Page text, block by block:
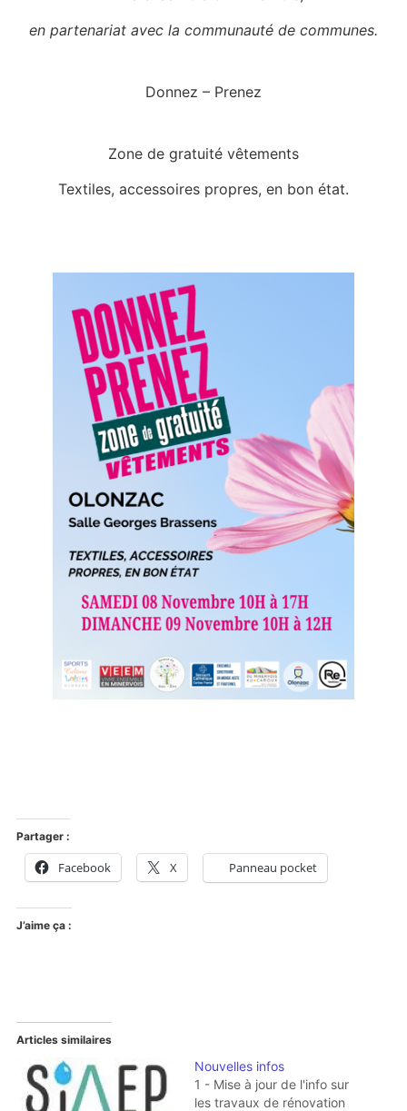
en partenariat avec la communauté de communes.
Donnez – Prenez
Zone de gratuité vêtements
Textiles, accessoires propres, en bon état.
Partager :
Facebook X Panneau pocket
J’aime ça :
Articles similaires
Nouvelles infos
1 - Mise à jour de l'info sur
les travaux de rénovation